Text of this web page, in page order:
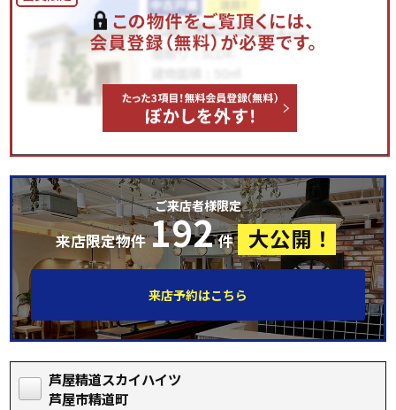
ご来店者様限定
来店限定物件 192 件 大公開！
来店予約はこちら
芦屋精道スカイハイツ
芦屋市精道町